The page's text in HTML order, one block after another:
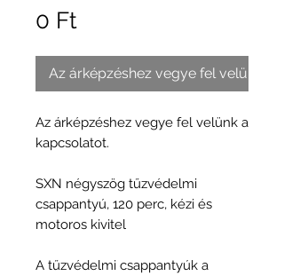
0 Ft
Az árképzéshez vegye fel velünk a
Az árképzéshez vegye fel velünk a
kapcsolatot.
SXN négyszög tűzvédelmi
csappantyú, 120 perc, kézi és
motoros kivitel
A tűzvédelmi csappantyúk a